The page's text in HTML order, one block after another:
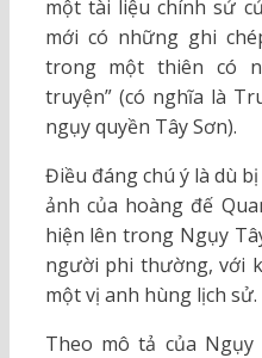
một tài liệu chính sử
mới có những ghi
trong một thiên có
truyện” (có nghĩa là
ngụy quyền Tây Sơn).
Điều đáng chú ý là dù
ảnh của hoàng đế
hiện lên trong Ngụy
người phi thường, với
một vị anh hùng lịch sử.
Theo mô tả của